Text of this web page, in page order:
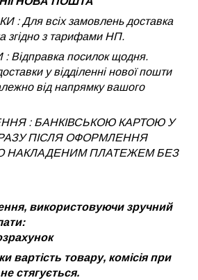
: Для всіх замовлень доставка
згідно з тарифами НП.
посилок щодня.
у відділенні нової пошти
від напрямку вашого
: БАНКІВСЬКОЮ КАРТОЮ У
ПІСЛЯ ОФОРМЛЕННЯ
НАКЛАДЕНИМ ПЛАТЕЖЕМБЕЗ
використовуючи зручний
вартість товару, комісія при
стягується.